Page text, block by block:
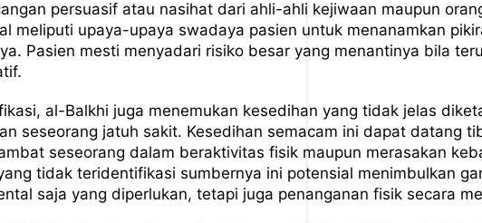
persuasif atau nasihat dari ahli-ahli kejiwaan maupun
meliputi upaya-upaya swadaya pasien untuk menanamkan
Pasien mesti menyadari risiko besar yang menantinya bila
al-Balkhi juga menemukan kesedihan yang tidak jelas
seseorang jatuh sakit. Kesedihan semacam ini dapat datang
seseorang dalam beraktivitas fisik maupun merasakan
tidak teridentifikasi sumbernya ini potensial menimbulkan
saja yang diperlukan, tetapi juga penanganan fisik secara